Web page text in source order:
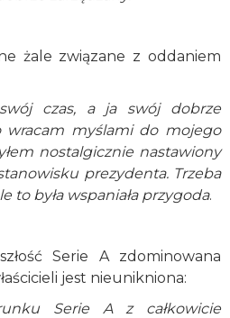
żale związane z oddaniem
czas, a ja swój dobrze
wracam myślami do mojego
nostalgicznie nastawiony
prezydenta. Trzeba
to była wspaniała przygoda.
Serie A zdominowana
jest nieunikniona:
Serie A z całkowicie